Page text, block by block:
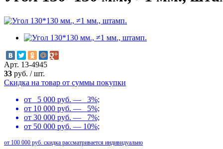
Арт. 13-4945
33 руб. /шт.
Скидка на товар от суммы покупки
от 5 000 руб. — 3%;
от 10 000 руб. — 5%;
от 30 000 руб. — 7%;
от 50 000 руб. — 10%;
от 100 000 руб. скидка рассматривается индивидуально